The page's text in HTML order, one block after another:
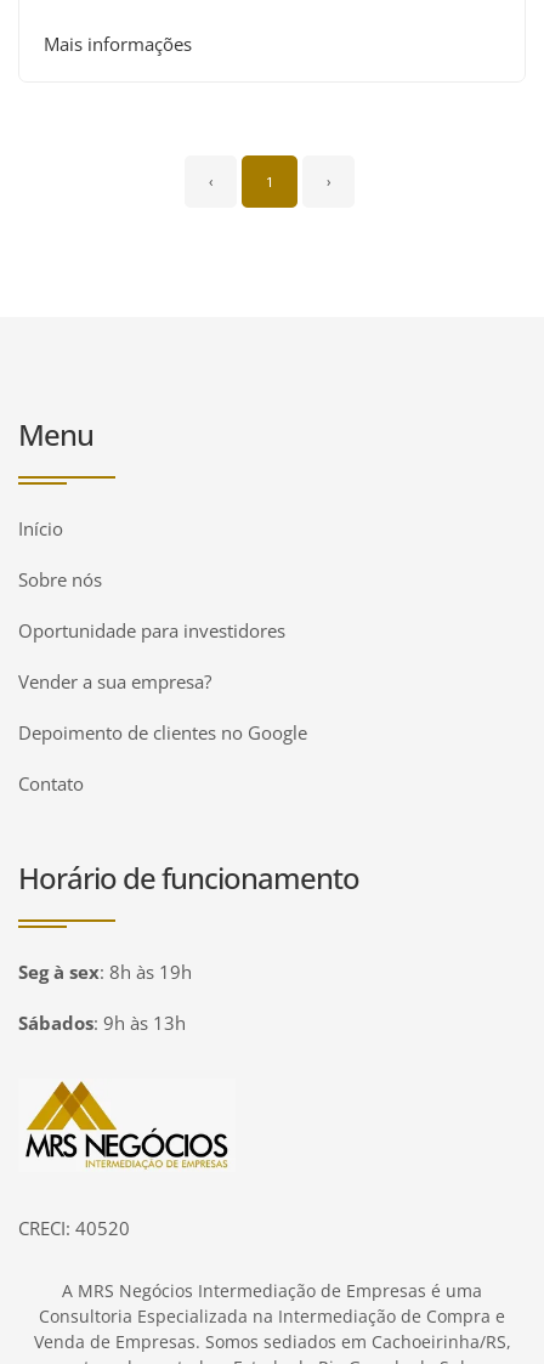
Mais informações
‹ 1 ›
Menu
Início
Sobre nós
Oportunidade para investidores
Vender a sua empresa?
Depoimento de clientes no Google
Contato
Horário de funcionamento
Seg à sex: 8h às 19h
Sábados: 9h às 13h
Página inicial
CRECI: 40520
A MRS Negócios Intermediação de Empresas é uma
Consultoria Especializada na Intermediação de Compra e
Venda de Empresas. Somos sediados em Cachoeirinha/RS,